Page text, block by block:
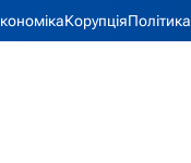
КорупціяПолітика